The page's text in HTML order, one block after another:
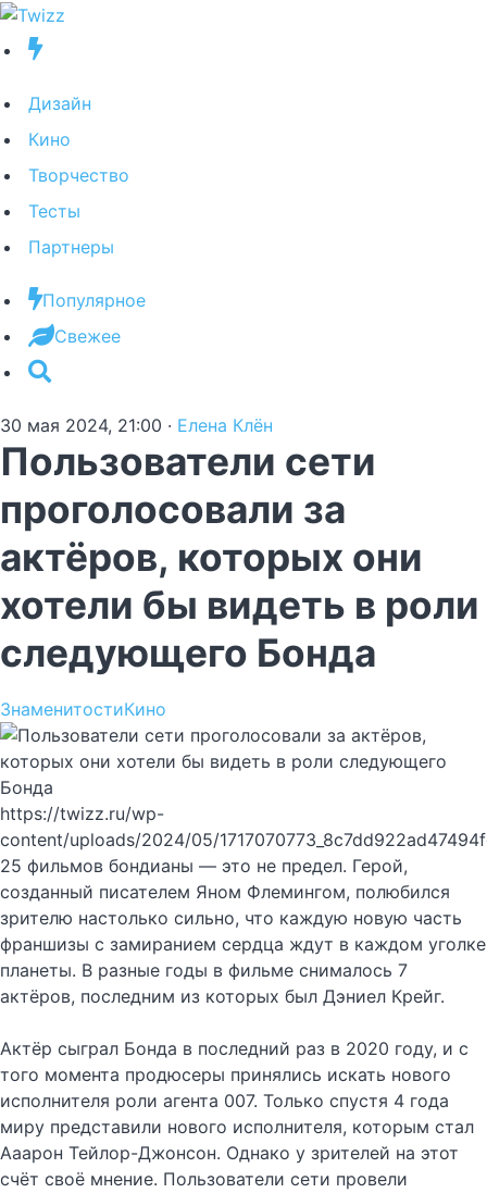
Дизайн
Кино
Творчество
Тесты
Партнеры
Популярное
Свежее
30 мая 2024, 21:00 · Елена Клён
Пользователи сети
проголосовали за
актёров, которых они
хотели бы видеть в роли
следующего Бонда
ЗнаменитостиКино
https://twizz.ru/wp-
content/uploads/2024/05/
25 фильмов бондианы — это не предел. Герой,
созданный писателем Яном Флемингом, полюбился
зрителю настолько сильно, что каждую новую часть
франшизы с замиранием сердца ждут в каждом уголке
планеты. В разные годы в фильме снималось 7
актёров, последним из которых был Дэниел Крейг.
Актёр сыграл Бонда в последний раз в 2020 году, и с
того момента продюсеры принялись искать нового
исполнителя роли агента 007. Только спустя 4 года
миру представили нового исполнителя, которым стал
Ааарон Тейлор-Джонсон. Однако у зрителей на этот
счёт своё мнение. Пользователи сети провели